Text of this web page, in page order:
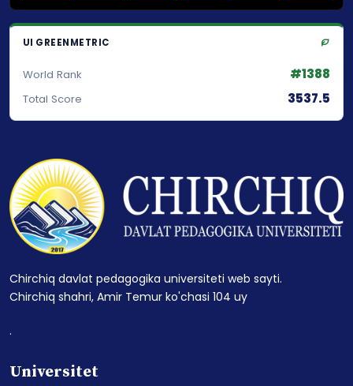
UI GREENMETRIC
World Rank #1388
Total Score 3537.5
Chirchiq davlat pedagogika universiteti web sayti.
Chirchiq shahri, Amir Temur ko'chasi 104 uy
.
Universitet